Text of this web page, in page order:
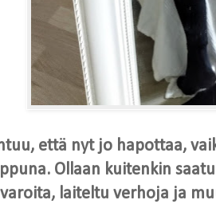
että nyt jo hapottaa,
Ollaan kuitenkin
laiteltu verhoja ja